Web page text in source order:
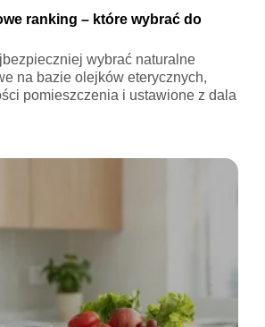
ranking – które wybrać do
wybrać naturalne
na bazie olejków eterycznych,
pomieszczenia i ustawione z dala